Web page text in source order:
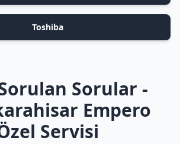
Toshiba
Sorular -
Empero
Servisi